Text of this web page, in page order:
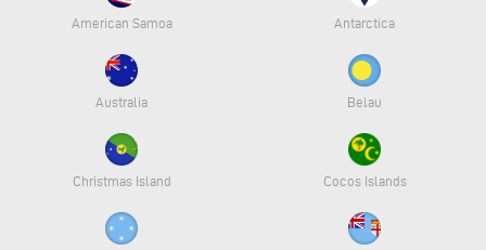
American Samoa Antarctica
Australia Belau
Christmas Island Cocos Islands